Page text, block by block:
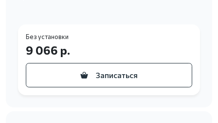
Без установки
9 066 р.
Записаться